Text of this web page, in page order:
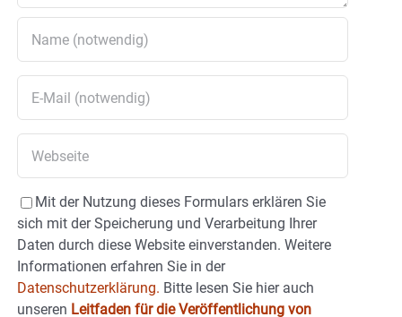
Mit der Nutzung dieses Formulars erklären Sie
sich mit der Speicherung und Verarbeitung Ihrer
Daten durch diese Website einverstanden. Weitere
Informationen erfahren Sie in der
Datenschutzerklärung. Bitte lesen Sie hier auch
unseren Leitfaden für die Veröffentlichung von